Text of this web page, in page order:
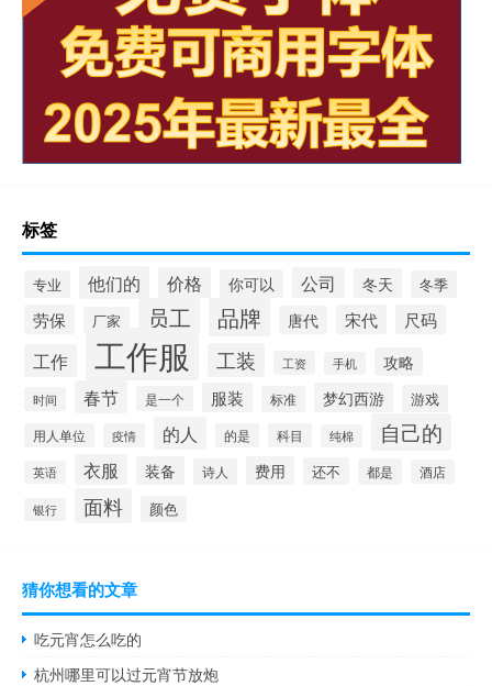
标签
专业 他们的 价格 你可以 公司 冬天 冬季
劳保 厂家 员工 品牌 唐代 宋代 尺码
工作 工作服 工装 工资 手机 攻略
时间 春节 是一个 服装 标准 梦幻西游 游戏
用人单位 疫情 的人 的是 科目 纯棉 自己的
英语 衣服 装备 诗人 费用 还不 都是 酒店
银行 面料 颜色
猜你想看的文章
吃元宵怎么吃的
杭州哪里可以过元宵节放炮